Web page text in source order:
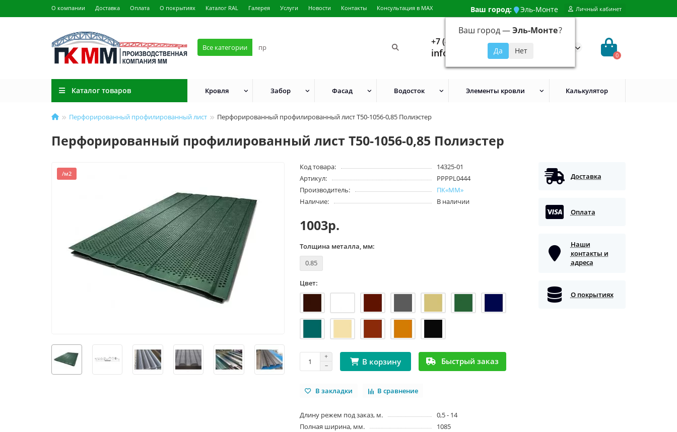
О компании Доставка Оплата О покрытиях Каталог RAL Галерея Услуги Новости Контакты Консультация в MAX Ваш город: Эль-Монте
Ваш город —Эль-Монте?
Личный кабинет
Все категории
+7 (499) 648-92-94
info@evroshtaketnikmoskva.ru 0
Каталог товаров Кровля Забор Фасад Водосток Элементы кровли Калькулятор
Перфорированный профилированный лист Перфорированный профилированный лист Т50-1056-0,85 Полиэстер
Перфорированный профилированный лист Т50-1056-0,85 Полиэстер
/м2
Код товара:
14325-01
Артикул:
PPPPL0444
Производитель:
ПК«ММ»
Наличие:
В наличии
1003р.
Толщина металла, мм:
0.85
Цвет:
В корзину Быстрый заказ
В закладки В сравнение
Длину режем под заказ, м.
0,5 - 14
Полная ширина, мм.
1085
Доставка
Оплата
Наши
контакты и
адреса
О покрытиях